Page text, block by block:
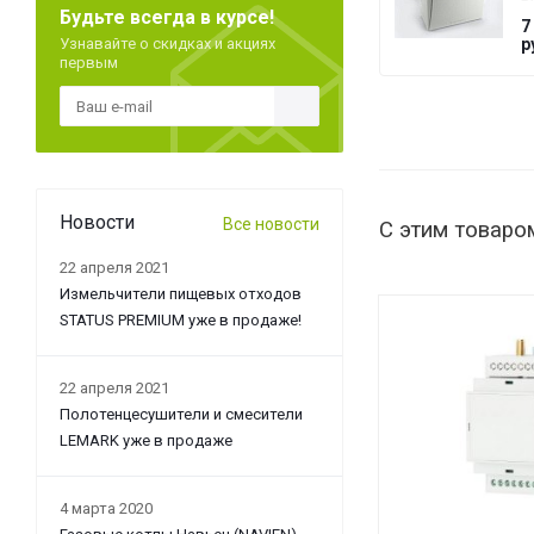
7
С этим
Будьте всегда в курсе!
Узнавайте о скидках и акциях
первым
Новости Все новости
22 апреля 2021
Измельчители пищевых отходов
STATUS PREMIUM уже в продаже!
22 апреля 2021
Полотенцесушители и смесители
LEMARK уже в продаже
4 марта 2020